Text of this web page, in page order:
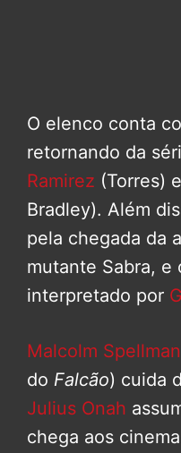
O elenco conta
retornando da
Ramirez (Torres) e
Bradley). Além
pela chegada da
mutante Sabra, e
interpretado por
Malcolm Spellman
do Falcão) cuida
Julius Onah
chega aos